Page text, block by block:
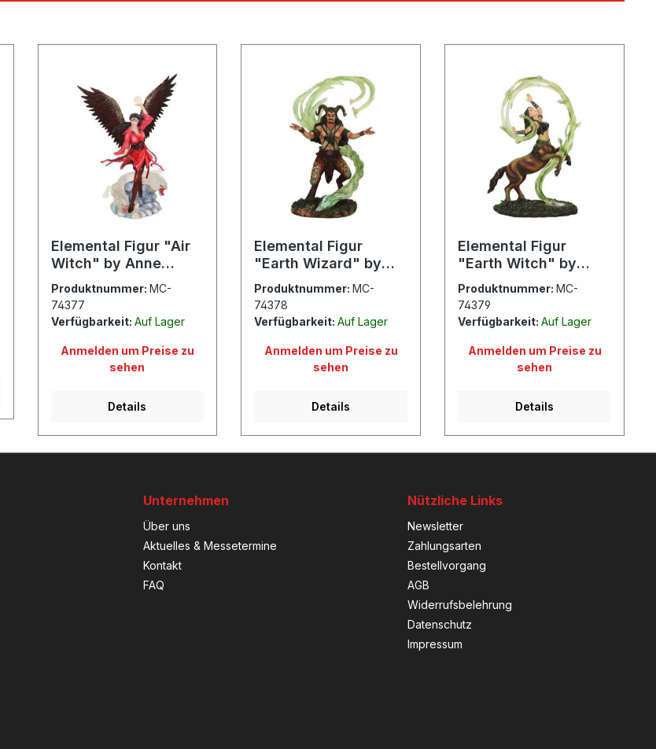
Elemental Figur "Air
Witch" by Anne
Stokes
Produktnummer: MC-
74377
Verfügbarkeit: Auf Lager
Anmelden um Preise zu
sehen
Details
Elemental Figur
"Earth Wizard" by
Anne Stokes
Produktnummer:MC-
74378
Verfügbarkeit:Auf Lager
Anmelden um Preise zu
sehen
Details
Elemental Figur
"Earth Witch" by
Anne Stokes
Produktnummer:MC-
74379
Verfügbarkeit:Auf Lager
Anmelden um Preise zu
sehen
Details
Unternehmen
Über uns
Aktuelles & Messetermine
Kontakt
FAQ
Nützliche Links
Newsletter
Zahlungsarten
Bestellvorgang
AGB
Widerrufsbelehrung
Datenschutz
Impressum